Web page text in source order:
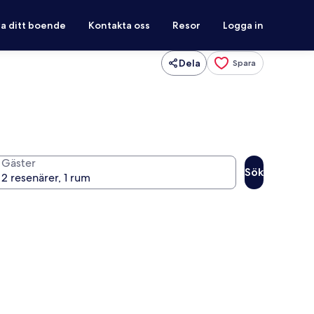
ditt boende Kontakta oss Resor Logga in
Dela Spara
Gäster
Sök